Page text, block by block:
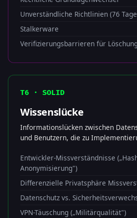
Unverständliche Richtlinien (76
Stalkerware
Verifizierungsbarrieren für
T6 · SOLID
Wissenslücke
Informationslücken zwischen
und Benutzern, die zu
Entwickler-Missverständnisse
Anonymisierung")
Differenzielle Privatsphäre
Datenschutz vs.
VPN-Täuschung („Militärqualität")